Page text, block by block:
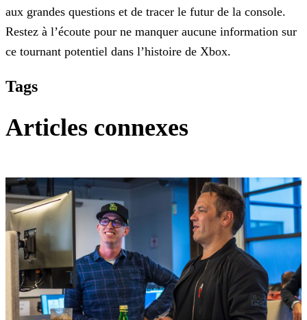
aux grandes questions et de tracer le futur de la console.
Restez à l’écoute pour ne manquer aucune information sur
ce tournant potentiel dans l’histoire de Xbox.
Tags
Articles connexes